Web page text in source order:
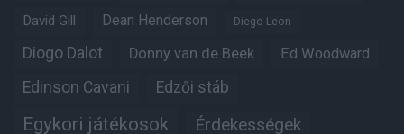
David Gill Dean Henderson Diego Leon
Diogo Dalot Donny van de Beek Ed Woodward
Edinson Cavani Edzői stáb
Egykori játékosok Érdekességek